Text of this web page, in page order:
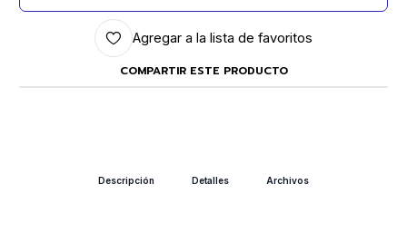
Agregar a la lista de favoritos
COMPARTIR ESTE PRODUCTO
Descripción Detalles Archivos